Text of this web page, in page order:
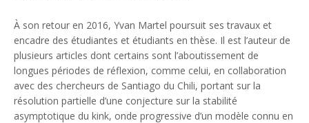
À son retour en 2016, Yvan Martel poursuit ses travaux et
encadre des étudiantes et étudiants en thèse. Il est l’auteur de
plusieurs articles dont certains sont l’aboutissement de
longues périodes de réflexion, comme celui, en collaboration
avec des chercheurs de Santiago du Chili, portant sur la
résolution partielle d’une conjecture sur la stabilité
asymptotique du kink, onde progressive d’un modèle connu en